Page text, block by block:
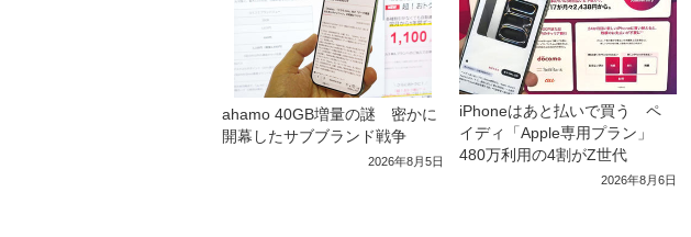
ahamo 40GB増量の謎 密かに
開幕したサブブランド戦争
2026年8月5日
iPhoneはあと払いで買う ペ
イディ「Apple専用プラン」
480万利用の4割がZ世代
2026年8月6日